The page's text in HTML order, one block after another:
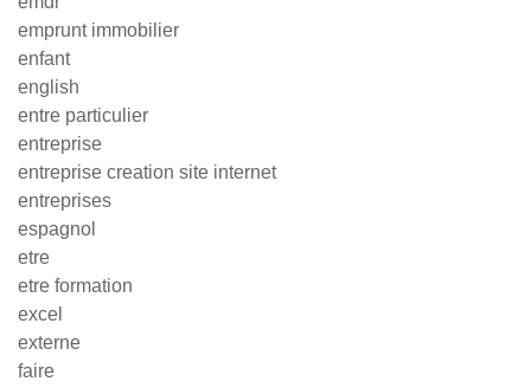
emprunt immobilier
enfant
english
entre particulier
entreprise
entreprise creation site internet
entreprises
espagnol
etre
etre formation
excel
externe
faire